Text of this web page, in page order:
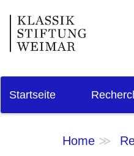
Startseite
Home